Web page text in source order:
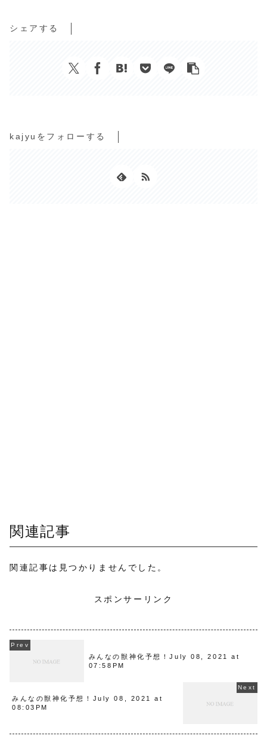
シェアする
kajyuをフォローする
関連記事
関連記事は見つかりませんでした。
スポンサーリンク
みんなの獣神化予想！July 08, 2021 at
07:58PM
みんなの獣神化予想！July 08, 2021 at
08:03PM